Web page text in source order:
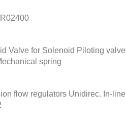
Valve for Solenoid Piloting
spring
flow regulators Unidirec. In-